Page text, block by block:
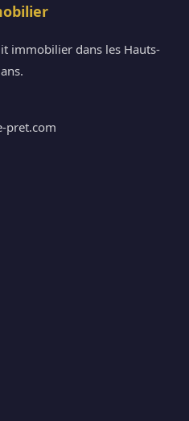
immobilier dans les Hauts-
pret.com